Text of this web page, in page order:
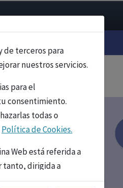
de terceros para
nuestros servicios.
para el
consentimiento.
todas o
Política de Cookies.
Web está referida a
tanto, dirigida a
para